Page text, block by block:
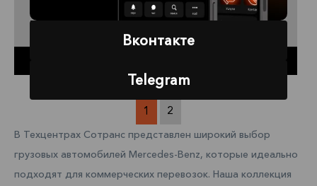
Исполнение шасси
Автобус
Мощность
408 л.с. (300 кВт)
1 2
В Техцентрах Сотранс представлен широкий выбор
грузовых автомобилей Mercedes-Benz, которые идеально
подходят для коммерческих перевозок. Наша коллекция
Вконтакте
Telegram